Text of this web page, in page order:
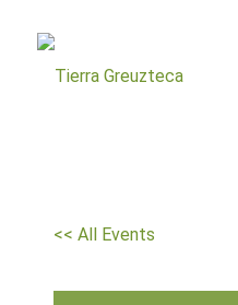
<< All Events